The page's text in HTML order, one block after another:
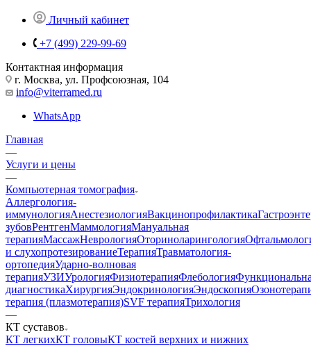
Личный кабинет
+7 (499) 229-99-69
Контактная информация
г. Москва, ул. Профсоюзная, 104
info@viterramed.ru
WhatsApp
Главная
—
Услуги и цены
—
Компьютерная томография
Аллергология-
иммунологияАнестезиологияВакцинопрофилактика
зубовРентгенМаммологияМануальная
терапияМассажНеврологияОториноларингология
и слухопротезированиеТерапияТравматология-
ортопедияУдарно-волновая
терапияУЗИУрологияФизиотерапияФлебология
диагностикаХирургияЭндокринологияЭндоскопия
терапия (плазмотерапия)SVF терапияТрихология
—
КТ суставов
КТ легкихКТ головыКТ костей верхних и нижних